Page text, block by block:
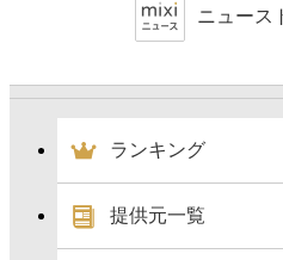
ニュース
ランキング
提供元一覧